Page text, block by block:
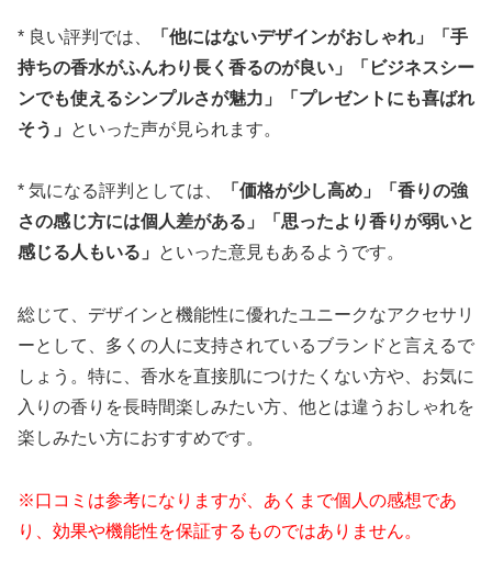
* 良い評判では、
「他にはないデザインがおしゃれ」「手
持ちの香水がふんわり長く香るのが良い」「ビジネスシー
ンでも使えるシンプルさが魅力」「プレゼントにも喜ばれ
そう」
といった声が見られます。
* 気になる評判としては、
「価格が少し高め」「香りの強
さの感じ方には個人差がある」「思ったより香りが弱いと
感じる人もいる」
といった意見もあるようです。
総じて、デザインと機能性に優れたユニークなアクセサリ
ーとして、多くの人に支持されているブランドと言えるで
しょう。特に、香水を直接肌につけたくない方や、お気に
入りの香りを長時間楽しみたい方、他とは違うおしゃれを
楽しみたい方におすすめです。
※口コミは参考になりますが、あくまで個人の感想であ
り、効果や機能性を保証するものではありません。